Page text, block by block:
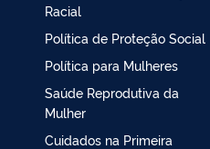
Racial
Política de Proteção Social
Política para Mulheres
Saúde Reprodutiva da
Mulher
Cuidados na Primeira